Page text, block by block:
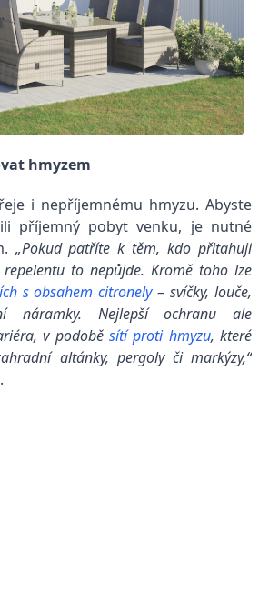
hmyzem
i nepříjemnému hmyzu. Abyste
příjemný pobyt venku, je nutné
„Pokud patříte k těm, kdo přitahují
to nepůjde. Kromě toho lze
s obsahem citronely– svíčky, louče,
náramky. Nejlepší ochranu ale
v podobě sítí proti hmyzu, které
altánky, pergoly či markýzy,“